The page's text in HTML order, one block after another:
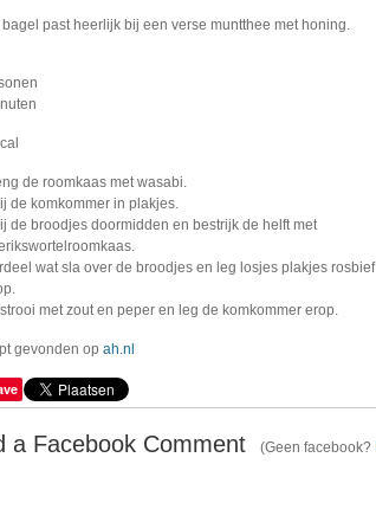
bagel past heerlijk bij een verse muntthee met honing.
de roomkaas met wasabi.
de komkommer in plakjes.
de broodjes doormidden en bestrijk de helft met
wat sla over de broodjes en leg losjes plakjes rosbief
met zout en peper en leg de komkommer erop.
gevonden op ah.nl
a Facebook Comment (Geen facebook?